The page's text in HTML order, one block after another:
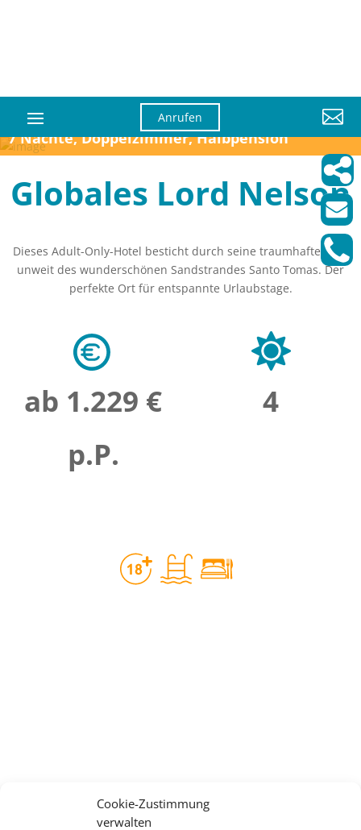
Cookie-Zustimmung
verwalten
Anrufen 
7 Nächte, Doppelzimmer, Halbpension
Globales Lord Nelson
Dieses Adult-Only-Hotel besticht durch seine traumhafte Lage
unweit des wunderschönen Sandstrandes Santo Tomas. Der
perfekte Ort für entspannte Urlaubstage.
ab 1.229 €
p.P.
4